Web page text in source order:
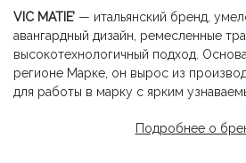
VIC MATIE’ — итальянский бренд,
авангардный дизайн, ремесленные
высокотехнологичный подход.
регионе Марке, он вырос из
для работы в марку с ярким
Подробнее о